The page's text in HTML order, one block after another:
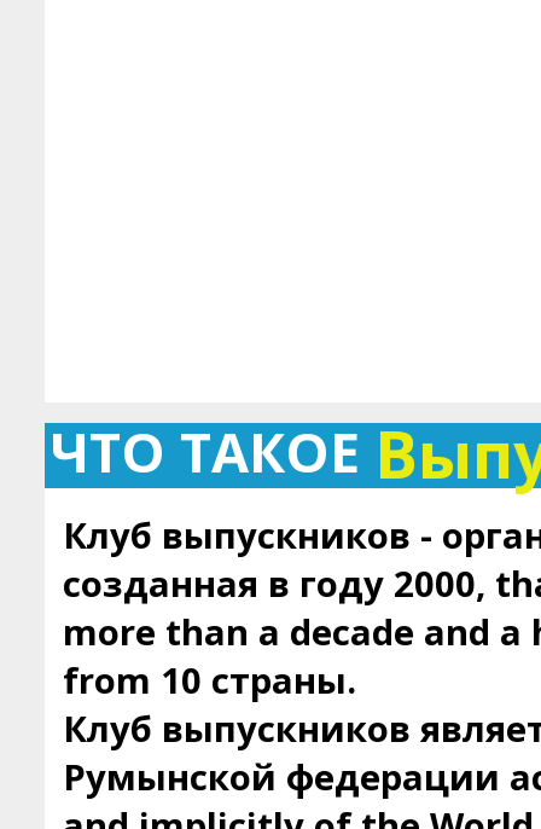
ЧТО ТАКОЕ
Клуб выпускников -
созданная в году 2000,
more than a decade and
from 10 страны.
Клуб выпускников
Румынской федерации